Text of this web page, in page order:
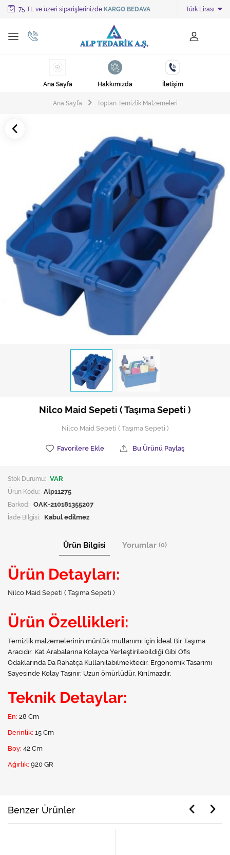
75 TL ve üzeri siparişlerinizde KARGO BEDAVA Türk Lirası
Tüm Kategoriler
Ayakkabı Cila Makineleri
Cila Makineleri
Çöp Torbaları
Endüstriyel Zemin Yıkama Makineleri
Halı Kurutma Makineleri
Halı Yıkama Makinesi
Hijyen Malzemeleri
Kıvırcık paspas
Mekanik Dış Alan Süpürücüler
Otel Ekipmanları
Sıfır Atık Çöp Torbaları
Tek-Çift Kovalı Temizlik Arabası
Toptan Temizlik Malzemeleri
Ana Sayfa Hakkımızda İletişim
Ana Sayfa Toptan Temizlik Malzemeleri
Nilco Maid Sepeti ( Taşıma Sepeti )
Nilco Maid Sepeti ( Taşıma Sepeti )
Favorilere Ekle Bu Ürünü Paylaş
Stok Durumu: VAR
Ürün Kodu: Alp11275
Barkod: OAK-210181355207
İade Bilgisi:
Ürün Bilgisi Yorumlar (0)
Ürün Detayları:
Nilco Maid Sepeti ( Taşıma Sepeti )
Ürün Özellikleri:
Temizlik malzemelerinin münlük mullanımı için İdeal Bir Taşıma
Aracıdır. Kat Arabalarına Kolayca Yerleştirilebildiği Gibi Ofis
Odaklarında Da Rahatça Kullanılabilmektedir. Ergonomik Tasarımı
Sayesinde Kolay Taşınır. Uzun ömürlüdür. Kırılmazdır.
Teknik Detaylar:
En: 28 Cm
Derinlik: 15 Cm
Boy: 42 Cm
Ağırlık: 920 GR
Benzer Ürünler